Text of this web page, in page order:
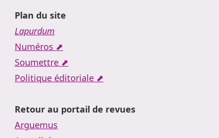
Plan du site
Lapurdum
Numéros ⬈
Soumettre ⬈
Politique éditoriale ⬈
Retour au portail de revues
Arguemus